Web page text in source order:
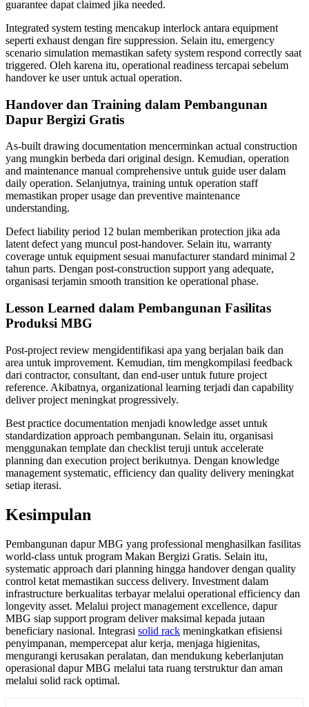
guarantee dapat claimed jika needed.
Integrated system testing mencakup interlock antara equipment
seperti exhaust dengan fire suppression. Selain itu, emergency
scenario simulation memastikan safety system respond correctly saat
triggered. Oleh karena itu, operational readiness tercapai sebelum
handover ke user untuk actual operation.
Handover dan Training dalam Pembangunan
Dapur Bergizi Gratis
As-built drawing documentation mencerminkan actual construction
yang mungkin berbeda dari original design. Kemudian, operation
and maintenance manual comprehensive untuk guide user dalam
daily operation. Selanjutnya, training untuk operation staff
memastikan proper usage dan preventive maintenance
understanding.
Defect liability period 12 bulan memberikan protection jika ada
latent defect yang muncul post-handover. Selain itu, warranty
coverage untuk equipment sesuai manufacturer standard minimal 2
tahun parts. Dengan post-construction support yang adequate,
organisasi terjamin smooth transition ke operational phase.
Lesson Learned dalam Pembangunan Fasilitas
Produksi MBG
Post-project review mengidentifikasi apa yang berjalan baik dan
area untuk improvement. Kemudian, tim mengkompilasi feedback
dari contractor, consultant, dan end-user untuk future project
reference. Akibatnya, organizational learning terjadi dan capability
deliver project meningkat progressively.
Best practice documentation menjadi knowledge asset untuk
standardization approach pembangunan. Selain itu, organisasi
menggunakan template dan checklist teruji untuk accelerate
planning dan execution project berikutnya. Dengan knowledge
management systematic, efficiency dan quality delivery meningkat
setiap iterasi.
Kesimpulan
Pembangunan dapur MBG yang professional menghasilkan fasilitas
world-class untuk program Makan Bergizi Gratis. Selain itu,
systematic approach dari planning hingga handover dengan quality
control ketat memastikan success delivery. Investment dalam
infrastructure berkualitas terbayar melalui operational efficiency dan
longevity asset. Melalui project management excellence, dapur
MBG siap support program deliver maksimal kepada jutaan
beneficiary nasional. Integrasi solid rack meningkatkan efisiensi
penyimpanan, mempercepat alur kerja, menjaga higienitas,
mengurangi kerusakan peralatan, dan mendukung keberlanjutan
operasional dapur MBG melalui tata ruang terstruktur dan aman
melalui solid rack optimal.